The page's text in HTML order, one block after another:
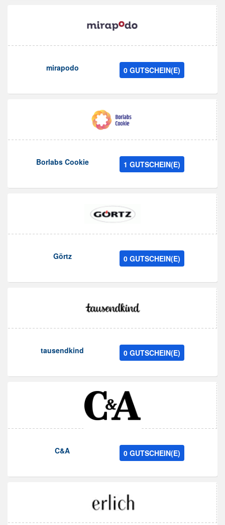
mirapodo 0 GUTSCHEIN(E)
Borlabs Cookie 1 GUTSCHEIN(E)
Görtz 0 GUTSCHEIN(E)
tausendkind 0 GUTSCHEIN(E)
C&A 0 GUTSCHEIN(E)